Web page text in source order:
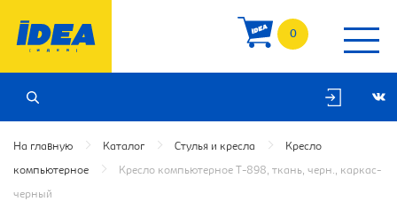
0
На главную Каталог Стулья и кресла Кресло
компьютерное Кресло компьютерное T-898, ткань, черн., каркас-
черный